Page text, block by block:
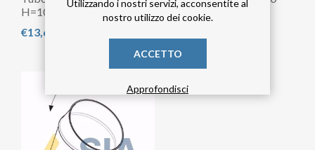
H=1000 mm
€13,60 IVA inclusa
mm
Utilizzando i nostri servizi, acconsentite al
nostro utilizzo dei cookie.
ACCETTO
Approfondisci